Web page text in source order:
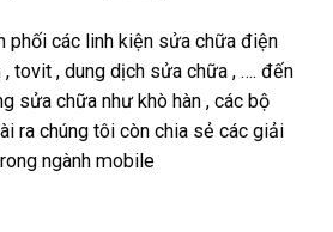
phối các linh kiện sửa chữa điện
tovit , dung dịch sửa chữa , …. đến
sửa chữa như khò hàn , các bộ
ra chúng tôi còn chia sẻ các giải
ngành mobile